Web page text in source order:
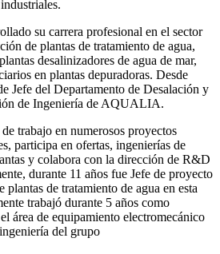
su carrera profesional en el sector
de plantas de tratamiento de agua,
desalinizadores de agua de mar,
en plantas depuradoras. Desde
Jefe del Departamento de Desalación y
de Ingeniería de AQUALIA.
trabajo en numerosos proyectos
participa en ofertas, ingenierías de
y colabora con la dirección de R&D
durante 11 años fue Jefe de proyecto
plantas de tratamiento de agua en esta
trabajó durante 5 años como
área de equipamiento electromecánico
del grupo